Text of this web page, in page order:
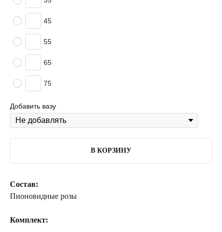
45
55
65
75
Добавить вазу
В КОРЗИНУ
Состав:
Пионовидные розы
Комплект: